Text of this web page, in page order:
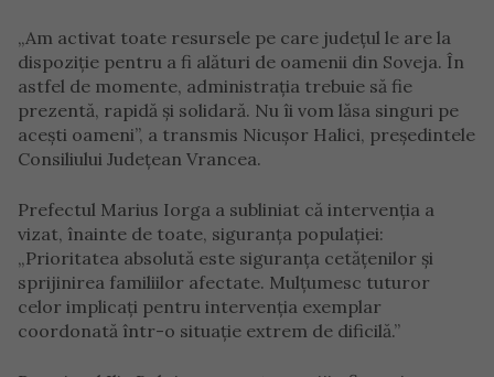
„Am activat toate resursele pe care județul le are la
dispoziție pentru a fi alături de oamenii din Soveja. În
astfel de momente, administrația trebuie să fie
prezentă, rapidă și solidară. Nu îi vom lăsa singuri pe
acești oameni”, a transmis Nicușor Halici, președintele
Consiliului Județean Vrancea.
Prefectul Marius Iorga a subliniat că intervenția a
vizat, înainte de toate, siguranța populației:
„Prioritatea absolută este siguranța cetățenilor și
sprijinirea familiilor afectate. Mulțumesc tuturor
celor implicați pentru intervenția exemplar
coordonată într-o situație extrem de dificilă.”